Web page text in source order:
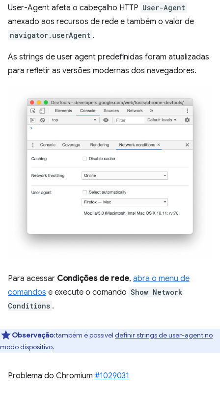
User-Agent afeta o cabeçalho HTTP User-Agent
anexado aos recursos de rede e também o valor de
navigator.userAgent .
As strings de user agent predefinidas foram atualizadas
para refletir as versões modernas dos navegadores.
Para acessar Condições de rede, abra o menu de
comandos e execute o comando Show Network
Conditions .
Observação:também é possível definir strings de user-agent no
modo dispositivo.
Problema do Chromium #1029031